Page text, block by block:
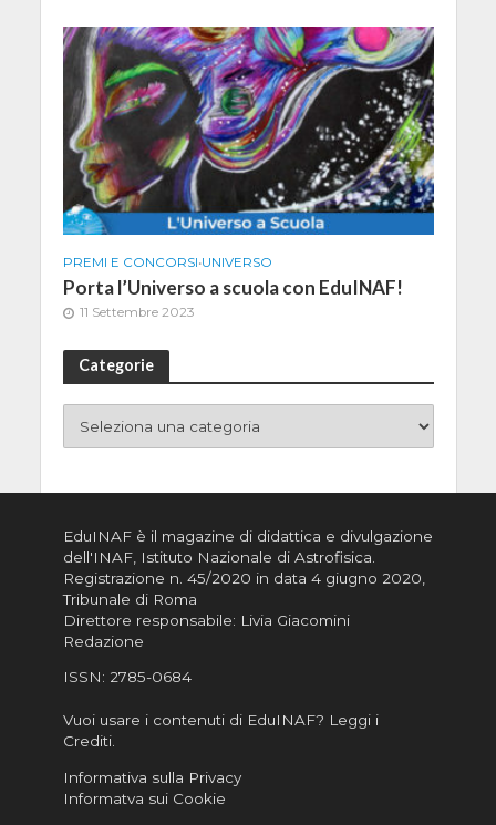
PREMI E CONCORSI•UNIVERSO
Porta l’Universo a scuola con EduINAF!
11 Settembre 2023
Categorie
EduINAF è il magazine di didattica e divulgazione
dell'INAF, Istituto Nazionale di Astrofisica
Registrazione n. 45/2020 in data 4 giugno 2020,
Tribunale di Roma
Direttore responsabile: Livia Giacomini
Redazione
ISSN: 2785-0684
Vuoi usare i contenuti di EduINAF? Leggi i
Crediti.
Informativa sulla Privacy
Informatva sui Cookie